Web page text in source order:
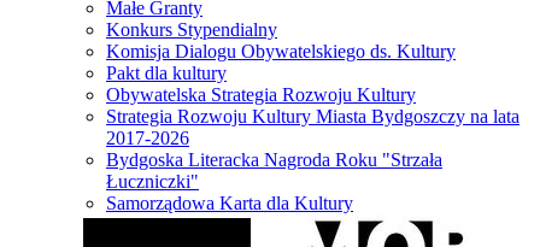
Małe Granty
Konkurs Stypendialny
Komisja Dialogu Obywatelskiego ds. Kultury
Pakt dla kultury
Obywatelska Strategia Rozwoju Kultury
Strategia Rozwoju Kultury Miasta Bydgoszczy na lata
2017-2026
Bydgoska Literacka Nagroda Roku "Strzała
Łuczniczki"
Samorządowa Karta dla Kultury